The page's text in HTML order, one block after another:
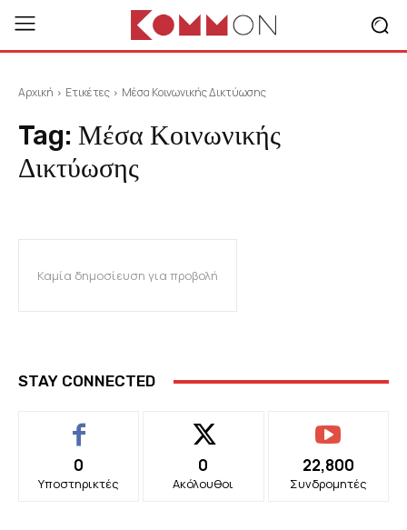
Αρχική Ετικέτες Μέσα Κοινωνικής Δικτύωσης
Tag: Μέσα Κοινωνικής
Δικτύωσης
Καμία δημοσίευση για προβολή
STAY CONNECTED
0
Υποστηρικτές
0
Ακόλουθοι
22,800
Συνδρομητές